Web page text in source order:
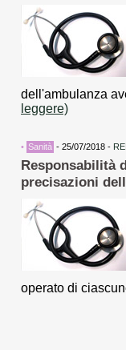
dell'ambulanza
leggere)
• Sanità - 25/07/2018 -
Responsabilità
precisazioni
operato di